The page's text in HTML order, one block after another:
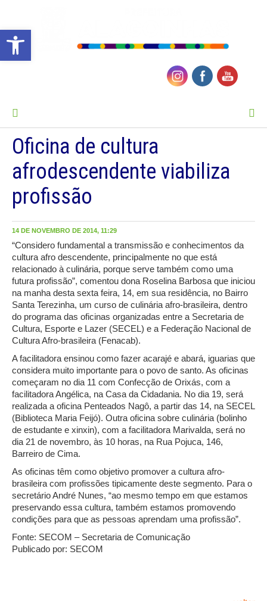
Oficina de cultura
afrodescendente viabiliza
profissão
14 DE NOVEMBRO DE 2014, 11:29
“Considero fundamental a transmissão e conhecimentos da
cultura afro descendente, principalmente no que está
relacionado à culinária, porque serve também como uma
futura profissão”, comentou dona Roselina Barbosa que iniciou
na manha desta sexta feira, 14, em sua residência, no Bairro
Santa Terezinha, um curso de culinária afro-brasileira, dentro
do programa das oficinas organizadas entre a Secretaria de
Cultura, Esporte e Lazer (SECEL) e a Federação Nacional de
Cultura Afro-brasileira (Fenacab).
A facilitadora ensinou como fazer acarajé e abará, iguarias que
considera muito importante para o povo de santo. As oficinas
começaram no dia 11 com Confecção de Orixás, com a
facilitadora Angélica, na Casa da Cidadania. No dia 19, será
realizada a oficina Penteados Nagô, a partir das 14, na SECEL
(Biblioteca Maria Feijó). Outra oficina sobre culinária (bolinho
de estudante e xinxin), com a facilitadora Marivalda, será no
dia 21 de novembro, às 10 horas, na Rua Pojuca, 146,
Barreiro de Cima.
As oficinas têm como objetivo promover a cultura afro-
brasileira com profissões tipicamente deste segmento. Para o
secretário André Nunes, “ao mesmo tempo em que estamos
preservando essa cultura, também estamos promovendo
condições para que as pessoas aprendam uma profissão”.
Fonte: SECOM – Secretaria de Comunicação
Publicado por: SECOM
Barra de Ferramentas Aberta